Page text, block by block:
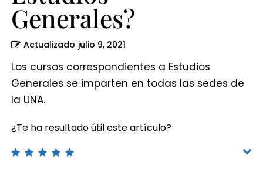
Generales?
Actualizado julio 9, 2021
Los cursos correspondientes a Estudios
Generales se imparten en todas las sedes de
la UNA.
¿Te ha resultado útil este artículo?